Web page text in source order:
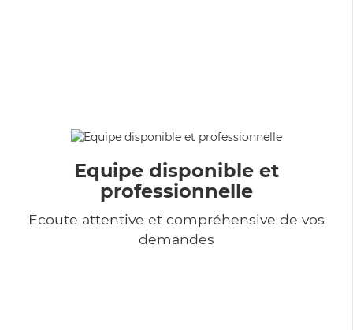
Equipe disponible et
professionnelle
Ecoute attentive et compréhensive de vos
demandes